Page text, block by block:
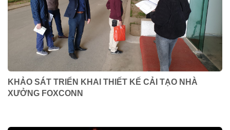
KHẢO SÁT TRIỂN KHAI THIẾT KẾ CẢI TẠO NHÀ
XƯỞNG FOXCONN